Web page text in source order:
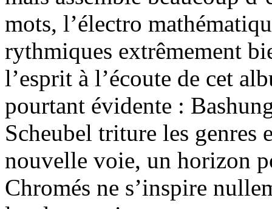
mots, l’électro
rythmiques extrêmement
l’esprit à l’écoute de cet
pourtant évidente :
Scheubel triture les genres
nouvelle voie, un horizon
Chromés ne s’inspire